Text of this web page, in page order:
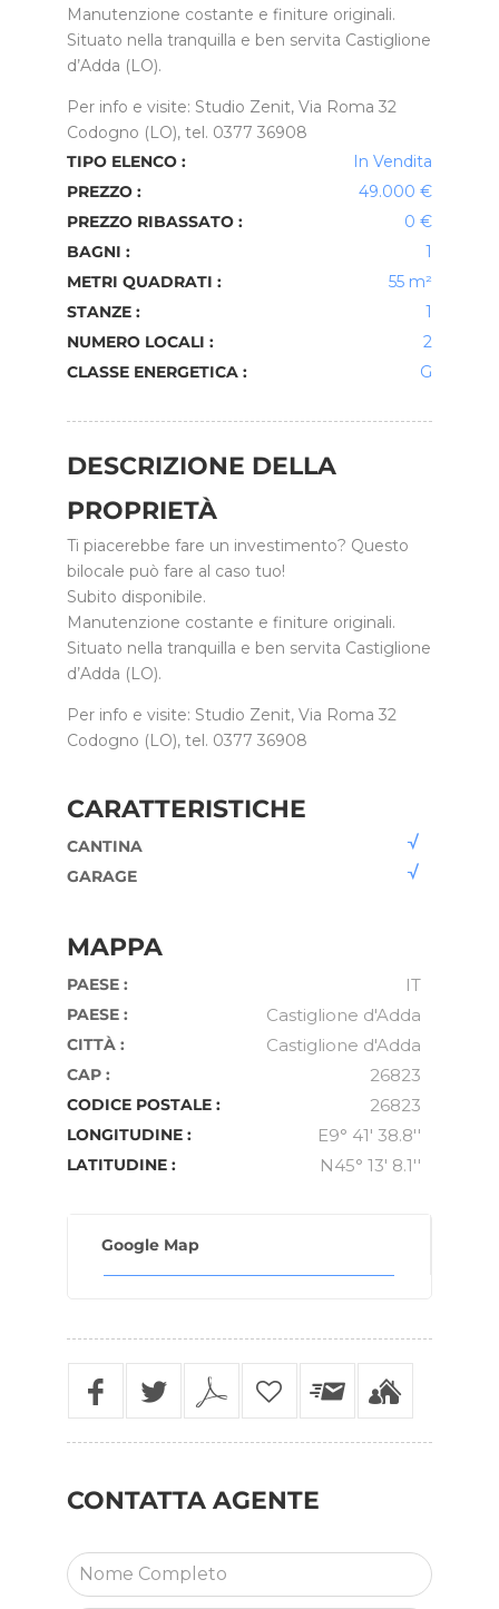
Manutenzione costante e finiture originali.
Situato nella tranquilla e ben servita Castiglione
d’Adda (LO).
Per info e visite: Studio Zenit, Via Roma 32
Codogno (LO), tel. 0377 36908
TIPO ELENCO :
In Vendita
PREZZO :
49.000 €
PREZZO RIBASSATO :
0 €
BAGNI :
1
METRI QUADRATI :
55 m²
STANZE :
1
NUMERO LOCALI :
2
CLASSE ENERGETICA :
G
DESCRIZIONE DELLA
PROPRIETÀ
Ti piacerebbe fare un investimento? Questo
bilocale può fare al caso tuo!
Subito disponibile.
Manutenzione costante e finiture originali.
Situato nella tranquilla e ben servita Castiglione
d’Adda (LO).
Per info e visite: Studio Zenit, Via Roma 32
Codogno (LO), tel. 0377 36908
CARATTERISTICHE
CANTINA
GARAGE
MAPPA
PAESE : IT
PAESE : Castiglione d'Adda
CITTÀ : Castiglione d'Adda
CAP : 26823
CODICE POSTALE : 26823
LONGITUDINE : E9° 41' 38.8''
LATITUDINE : N45° 13' 8.1''
Google Map
CONTATTAAGENTE